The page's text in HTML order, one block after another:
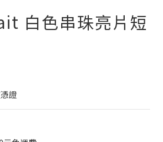
白色串珠亮片短
證